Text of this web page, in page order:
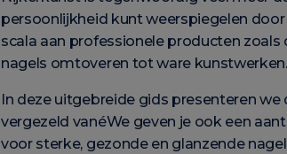
persoonlijkheid kunt weerspiegelen
scala aan professionele producten zoals
nagels omtoveren tot ware kunstwerken.
In deze uitgebreide gids presenteren we
vergezeld vanéWe geven je ook een
voor sterke, gezonde en glanzende